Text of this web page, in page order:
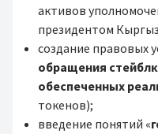
активов
президентом
создание правовых
обращения
обеспеченных
токенов);
введение понятий «